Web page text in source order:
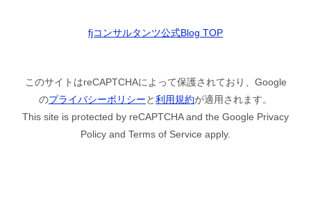
fjコンサルタンツ公式Blog TOP
このサイトはreCAPTCHAによって保護されており、Google
のプライバシーポリシーと利用規約が適用されます。
This site is protected by reCAPTCHA and the Google Privacy
Policy and Terms of Service apply.